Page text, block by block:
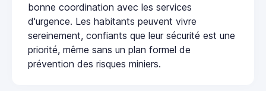
bonne coordination avec les services
d'urgence. Les habitants peuvent vivre
sereinement, confiants que leur sécurité est une
priorité, même sans un plan formel de
prévention des risques miniers.